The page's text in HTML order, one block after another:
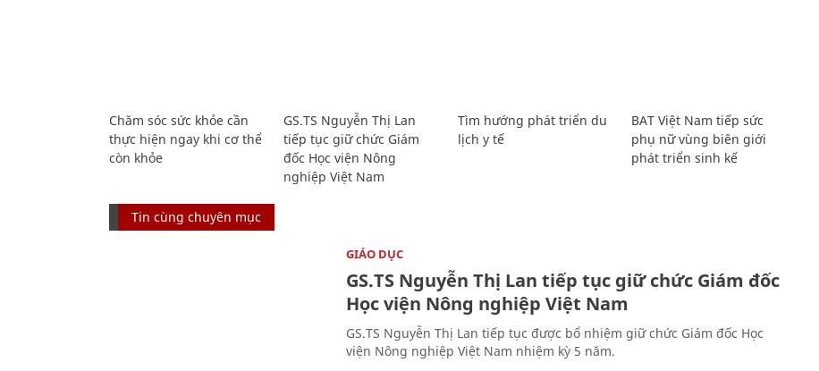
Chăm sóc sức khỏe cần
thực hiện ngay khi cơ thể
còn khỏe
GS.TS Nguyễn Thị Lan
tiếp tục giữ chức Giám
đốc Học viện Nông
nghiệp Việt Nam
Tìm hướng phát triển du
lịch y tế
BAT Việt Nam tiếp sức
phụ nữ vùng biên giới
phát triển sinh kế
Tin cùng chuyên mục
GIÁO DỤC
GS.TS Nguyễn Thị Lan tiếp tục giữ chức Giám đốc
Học viện Nông nghiệp Việt Nam
GS.TS Nguyễn Thị Lan tiếp tục được bổ nhiệm giữ chức Giám đốc Học
viện Nông nghiệp Việt Nam nhiệm kỳ 5 năm.